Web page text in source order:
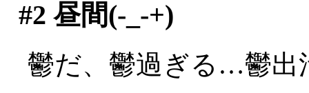
#2 昼間(-_-+)
鬱だ、鬱過ぎる…鬱